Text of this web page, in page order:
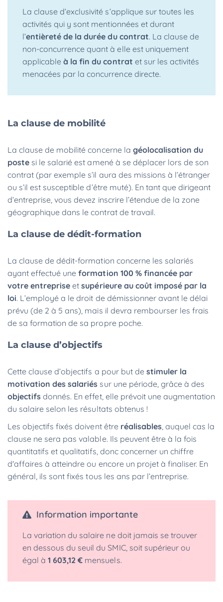
La clause d’exclusivité s’applique sur toutes les
activités qui y sont mentionnées et durant
l’entièreté de la durée du contrat. La clause de
non-concurrence quant à elle est uniquement
applicableà la fin du contrat et sur les activités
menacées par la concurrence directe.
La clause de mobilité
La clause de mobilité concerne la géolocalisation du
poste si le salarié est amené à se déplacer lors de son
contrat (par exemple s’il aura des missions à l’étranger
ou s’il est susceptible d’être muté). En tant que dirigeant
d’entreprise, vous devez inscrire l’étendue de la zone
géographique dans le contrat de travail.
La clause de dédit-formation
La clause de dédit-formation concerne les salariés
ayant effectué uneformation 100 % financée par
votre entreprise etsupérieure au coût imposé par la
loi. L’employé a le droit de démissionner avant le délai
prévu (de 2 à 5 ans), mais il devra rembourser les frais
de sa formation de sa propre poche.
La clause d’objectifs
Cette clause d’objectifs a pour but destimuler la
motivation des salariéssur une période, grâce à des
objectifsdonnés. En effet, elle prévoit une augmentation
du salaire selon les résultats obtenus !
Les objectifs fixés doivent être réalisables, auquel cas la
clause ne sera pas valable. Ils peuvent être à la fois
quantitatifs et qualitatifs, donc concerner un chiffre
d'affaires à atteindre ou encore un projet à finaliser. En
général, ils sont fixés tous les ans par l’entreprise.
Information importante
La variation du salaire ne doit jamais se trouver
en dessous du seuil du SMIC, soit supérieur ou
égal à 1 603,12 € mensuels.